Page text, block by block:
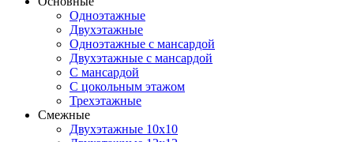
Одноэтажные
Двухэтажные
Одноэтажные с мансардой
Двухэтажные с мансардой
С мансардой
С цокольным этажом
Трехэтажные
Смежные
Двухэтажные 10х10